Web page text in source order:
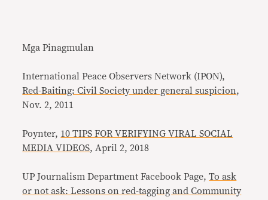
Mga Pinagmulan
International Peace Observers Network (IPON),
Red-Baiting: Civil Society under general suspicion,
Nov. 2, 2011
Poynter, 10 TIPS FOR VERIFYING VIRAL SOCIAL
MEDIA VIDEOS, April 2, 2018
UP Journalism Department Facebook Page,To ask
or not ask: Lessons on red-tagging and Community